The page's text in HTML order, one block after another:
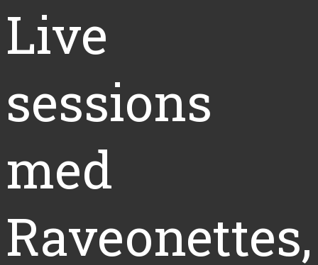
Live
sessions
med
Raveonettes,